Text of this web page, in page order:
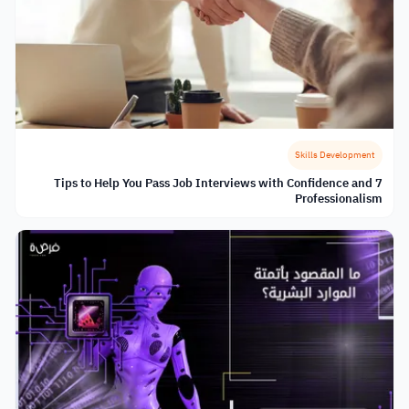
Skills Development
7 Tips to Help You Pass Job Interviews with Confidence and
Professionalism